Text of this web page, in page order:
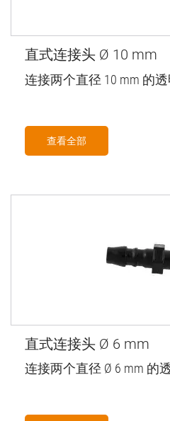
直式连接头 Ø 10 mm
连接两个直径 10 mm 的透
查看全部
直式连接头 Ø 6 mm
连接两个直径 Ø 6 mm 的透